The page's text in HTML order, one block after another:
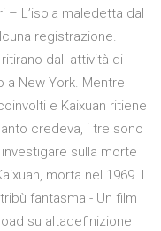
– L’isola maledetta dal
registrazione.
dall attività di
New York. Mentre
e Kaixuan ritiene
credeva, i tre sono
sulla morte
morta nel 1969. I
fantasma - Un film
su altadefinizione